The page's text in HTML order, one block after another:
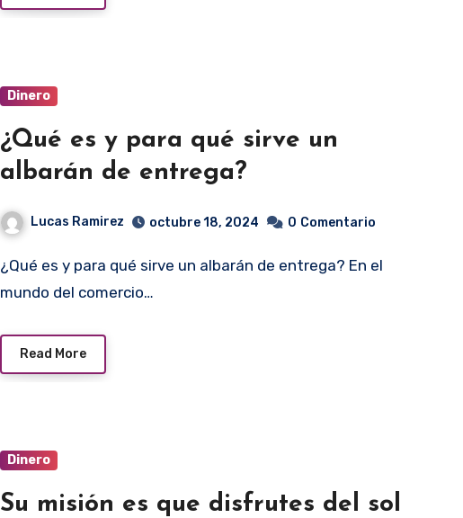
Dinero
¿Qué es y para qué sirve un
albarán de entrega?
Lucas Ramirez octubre 18, 2024 0 Comentario
¿Qué es y para qué sirve un albarán de entrega? En el
mundo del comercio…
Read More
Dinero
Su misión es que disfrutes del sol